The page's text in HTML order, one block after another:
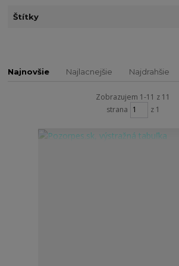
Štítky
Najnovšie Najlacnejšie Najdrahšie
Zobrazujem 1-11 z 11
strana
z 1